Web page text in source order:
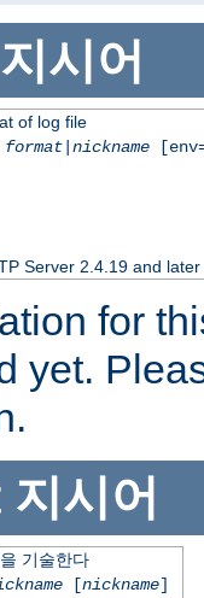
지시어
of log file
format| nickname
Server 2.4.19 and later
for
yet.
지시어
기술한다
[nickname]